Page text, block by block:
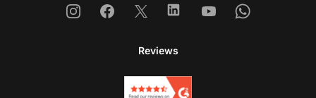
InstagramFacebook
X LinkedinYoutubeWhatsapp
Reviews